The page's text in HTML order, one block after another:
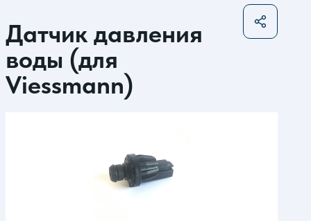
Датчик давления
воды (для
Viessmann)